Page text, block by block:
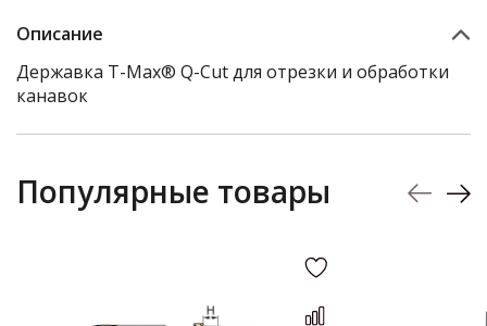
Описание
Державка T-Max® Q-Cut для отрезки и обработки
канавок
Популярные товары